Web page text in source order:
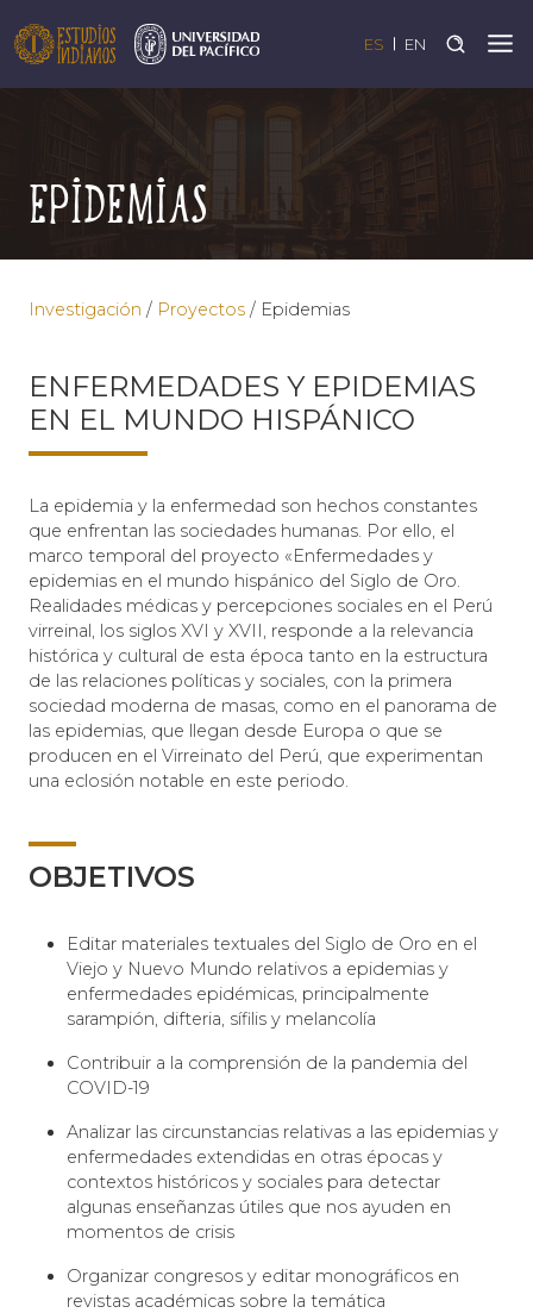
ES EN
Epidemias
Investigación / Proyectos / Epidemias
ENFERMEDADES Y EPIDEMIAS
EN EL MUNDO HISPÁNICO
La epidemia y la enfermedad son hechos constantes
que enfrentan las sociedades humanas. Por ello, el
marco temporal del proyecto «Enfermedades y
epidemias en el mundo hispánico del Siglo de Oro.
Realidades médicas y percepciones sociales en el Perú
virreinal, los siglos XVI y XVII, responde a la relevancia
histórica y cultural de esta época tanto en la estructura
de las relaciones políticas y sociales, con la primera
sociedad moderna de masas, como en el panorama de
las epidemias, que llegan desde Europa o que se
producen en el Virreinato del Perú, que experimentan
una eclosión notable en este periodo.
OBJETIVOS
Editar materiales textuales del Siglo de Oro en el
Viejo y Nuevo Mundo relativos a epidemias y
enfermedades epidémicas, principalmente
sarampión, difteria, sífilis y melancolía
Contribuir a la comprensión de la pandemia del
COVID-19
Analizar las circunstancias relativas a las epidemias y
enfermedades extendidas en otras épocas y
contextos históricos y sociales para detectar
algunas enseñanzas útiles que nos ayuden en
momentos de crisis
Organizar congresos y editar monográficos en
revistas académicas sobre la temática